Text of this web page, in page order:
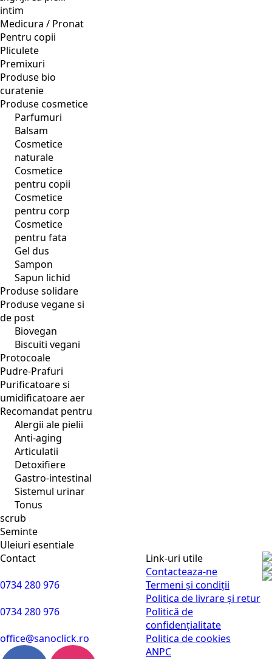
intim
Medicura / Pronat
Pentru copii
Pliculete
Premixuri
Produse bio
curatenie
Produse cosmetice
Parfumuri
Balsam
Cosmetice
naturale
Cosmetice
pentru copii
Cosmetice
pentru corp
Cosmetice
pentru fata
Gel dus
Sampon
Sapun lichid
Produse solidare
Produse vegane si
de post
Biovegan
Biscuiti vegani
Protocoale
Pudre-Prafuri
Purificatoare si
umidificatoare aer
Recomandat pentru
Alergii ale pielii
Anti-aging
Articulatii
Detoxifiere
Gastro-intestinal
Sistemul urinar
Tonus
scrub
Seminte
Uleiuri esentiale
Contact
0734 280 976
0734 280 976
office@sanoclick.ro
Link-uri utile
Contacteaza-ne
Termeni și condiții
Politica de livrare și retur
Politică de
confidențialitate
Politica de cookies
ANPC